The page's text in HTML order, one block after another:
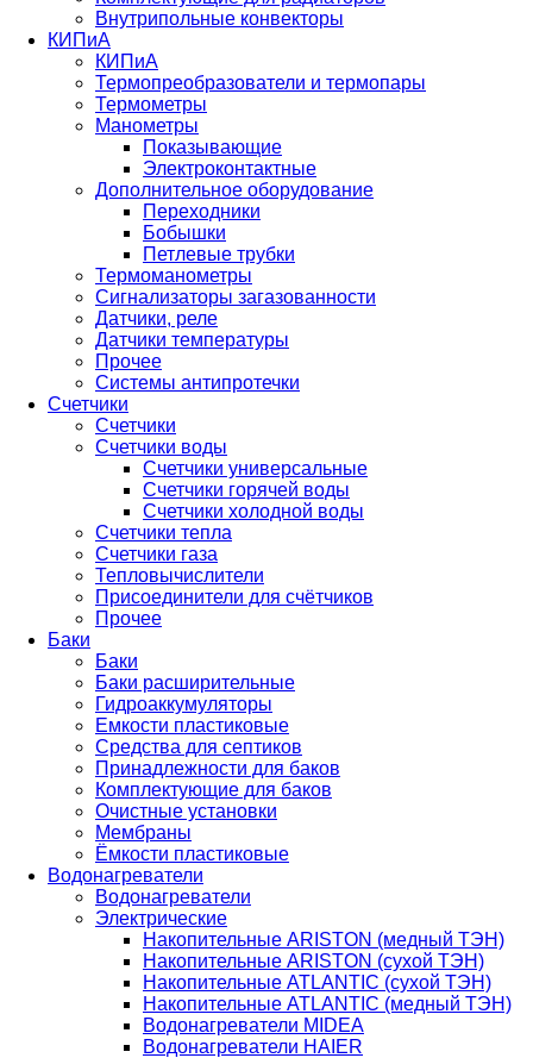
Внутрипольные конвекторы
КИПиА
КИПиА
Термопреобразователи и термопары
Термометры
Манометры
Показывающие
Электроконтактные
Дополнительное оборудование
Переходники
Бобышки
Петлевые трубки
Термоманометры
Сигнализаторы загазованности
Датчики, реле
Датчики температуры
Прочее
Системы антипротечки
Счетчики
Счетчики
Счетчики воды
Счетчики универсальные
Счетчики горячей воды
Счетчики холодной воды
Счетчики тепла
Счетчики газа
Тепловычислители
Присоединители для счётчиков
Прочее
Баки
Баки
Баки расширительные
Гидроаккумуляторы
Емкости пластиковые
Средства для септиков
Принадлежности для баков
Комплектующие для баков
Очистные установки
Мембраны
Ёмкости пластиковые
Водонагреватели
Водонагреватели
Электрические
Накопительные ARISTON (медный ТЭН)
Накопительные ARISTON (сухой ТЭН)
Накопительные ATLANTIC (сухой ТЭН)
Накопительные ATLANTIC (медный ТЭН)
Водонагреватели MIDEA
Водонагреватели HAIER